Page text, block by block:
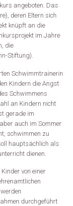
angeboten. Das
deren Eltern sich
knüpft an die
im Jahre
die
Stiftung).
Schwimmtrainerin
Kindern die Angst
Schwimmens
an Kindern nicht
gerade im
auch im Sommer
schwimmen zu
hauptsächlich als
dienen.
von einer
durchgeführt